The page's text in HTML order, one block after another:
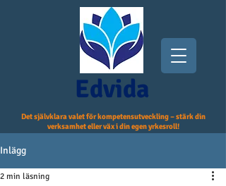
Edvida
Det självklara valet för kompetensutveckling – stärk din
verksamhet eller väx i din egen yrkesroll!
Inlägg
2 min läsning